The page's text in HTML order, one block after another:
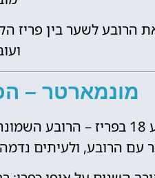
הרובע לשער בין פריז
מונמארטר –
עם הרובע, ולעיתים